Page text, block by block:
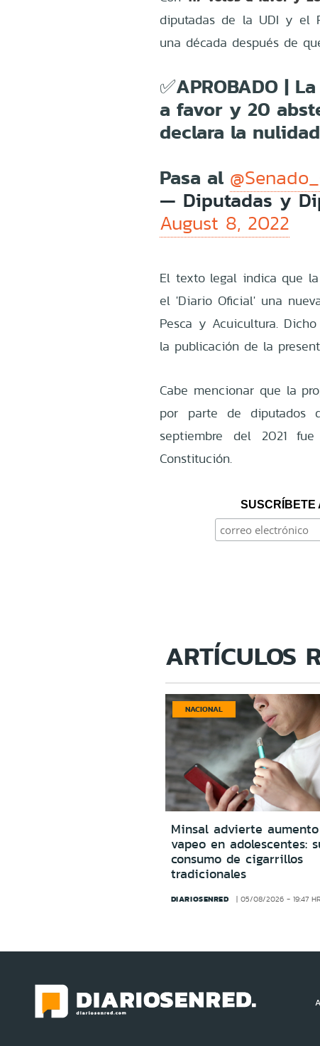
diputadas de la UDI y el
una década después de
✅APROBADO |
a favor y 20
declara la
Pasa al
— Diputadas y
August 8, 2022
El texto legal indica que
el 'Diario Oficial' una
Pesca y Acuicultura.
la publicación de la
Cabe mencionar que la
por parte de diputados
septiembre del 2021
Constitución.
SUSCRÍBETE
ARTÍCULOS
NACIONAL
Minsal advierte
vapeo en adolescentes:
consumo de cigarrillos
tradicionales
DIARIOSENRED 05/08/2026 - 19:47